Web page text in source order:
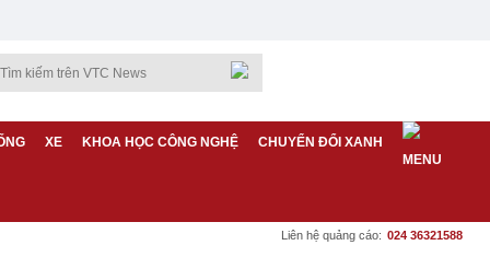
XE KHOA HỌC CÔNG NGHỆ CHUYỂN ĐỔI XANH
Liên hệ quảng cáo: 024 36321588